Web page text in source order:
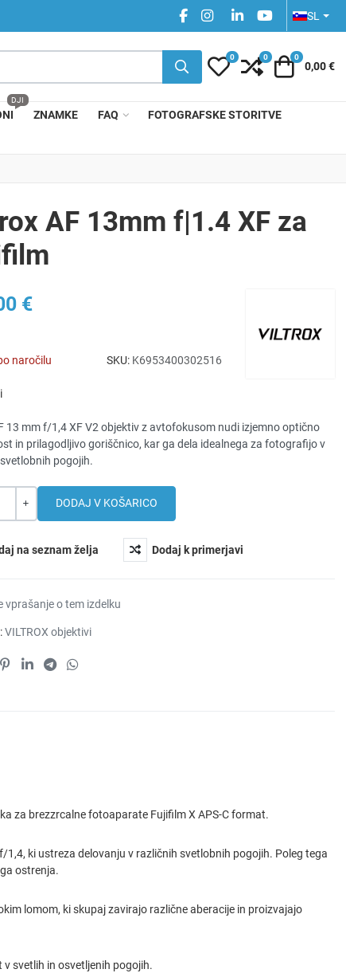
FACEBOOK SOCIAL LINK
INSTAGRAM SOCIAL LINK
LINKEDIN SOCIAL
YOUTUBE
IZBERITE
SL
My Wishlist
0 Compare
0 Košarica
0
0,00 €
DJI
ZNAMKE FAQ FOTOGRAFSKE STORITVE
AF 13mm f|1.4 XF za
€
naročilu SKU: K6953400302516
13 mm f/1,4 XF V2 objektiv z avtofokusom nudi izjemno optično
in prilagodljivo goriščnico, kar ga dela idealnega za fotografijo v
pogojih.
na seznam želja Dodaj k primerjavi
vprašanje o tem izdelku
VILTROX objektivi
za brezzrcalne fotoaparate Fujifilm X APS-C format.
ki ustreza delovanju v različnih svetlobnih pogojih. Poleg tega
ostrenja.
lomom, ki skupaj zavirajo različne aberacije in proizvajajo
svetlih in osvetljenih pogojih.